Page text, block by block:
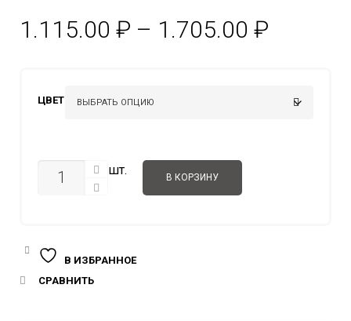
1.115.00 ₽ – 1.705.00 ₽
ЦВЕТ
КОЛИЧЕСТВО шт. В КОРЗИНУ
В ИЗБРАННОЕ
СРАВНИТЬ